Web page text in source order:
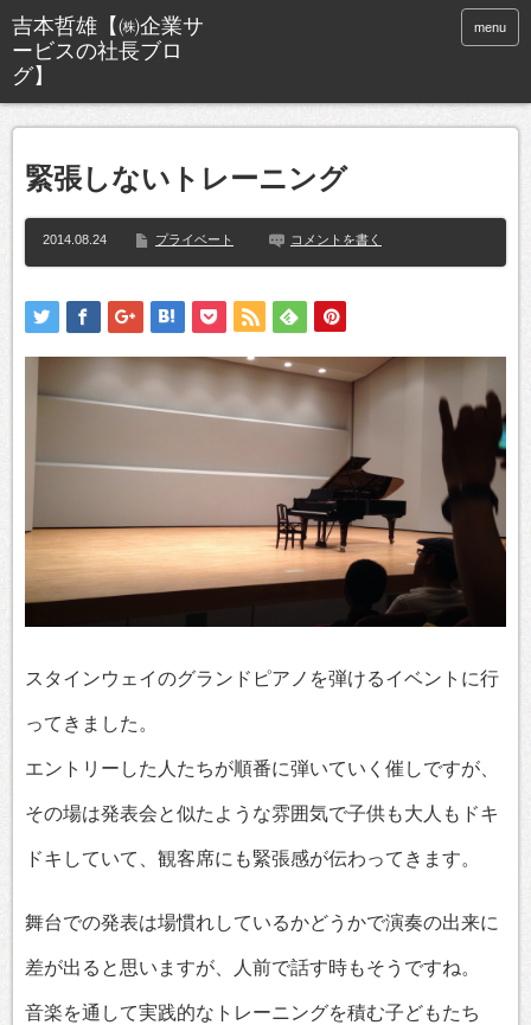
menu
緊張しないトレーニング
2014.08.24 プライベート コメントを書く
スタインウェイのグランドピアノを弾けるイベントに行
ってきました。
エントリーした人たちが順番に弾いていく催しですが、
その場は発表会と似たような雰囲気で子供も大人もドキ
ドキしていて、観客席にも緊張感が伝わってきます。
舞台での発表は場慣れしているかどうかで演奏の出来に
差が出ると思いますが、人前で話す時もそうですね。
音楽を通して実践的なトレーニングを積む子どもたち